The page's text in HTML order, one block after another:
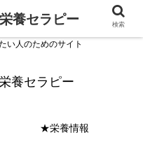
い人のためのサイト
養セラピー
★栄養情報
養セラピー 検索